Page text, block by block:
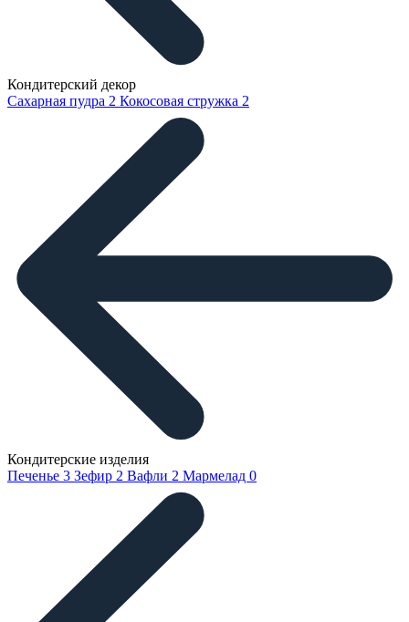
Кондитерский декор
Сахарная пудра 2 Кокосовая стружка 2
Кондитерские изделия
Печенье 3 Зефир 2 Вафли 2 Мармелад 0